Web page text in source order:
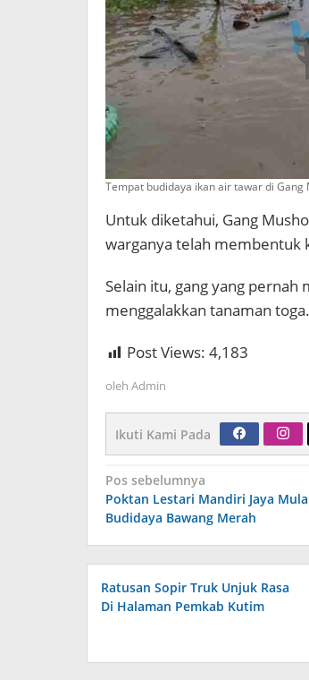
Tempat budidaya ikan air tawar di Gang
Untuk diketahui, Gang
warganya telah membentuk
Selain itu, gang yang
menggalakkan tanaman toga.
Post Views: 4,183
oleh Admin
Ikuti Kami Pada
Navigasi
pos
Pos sebelumnya
Poktan Lestari Mandiri Jaya
Budidaya Bawang Merah
Ratusan Sopir Truk Unjuk Rasa
Di Halaman Pemkab Kutim